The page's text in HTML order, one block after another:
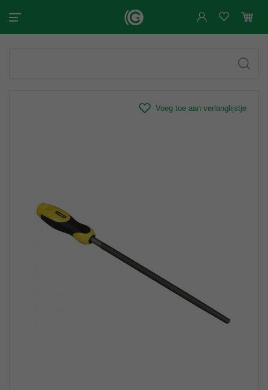
Voeg toe aan verlanglijstje